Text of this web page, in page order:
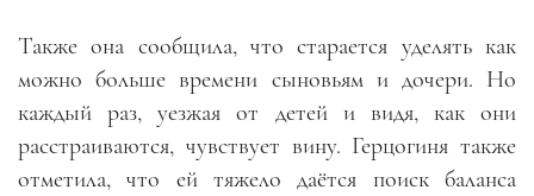
Также она сообщила, что старается уделять как
можно больше времени сыновьям и дочери. Но
каждый раз, уезжая от детей и видя, как они
расстраиваются, чувствует вину. Герцогиня также
отметила, что ей тяжело даётся поиск баланса